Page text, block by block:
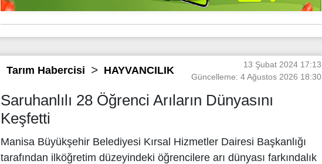
Tarım Habercisi HAYVANCILIK
13 Şubat 2024 17:13
Güncelleme: 4 Ağustos 2026 18:30
Saruhanlılı 28 Öğrenci Arıların Dünyasını
Keşfetti
Manisa Büyükşehir Belediyesi Kırsal Hizmetler Dairesi Başkanlığı
tarafından ilköğretim düzeyindeki öğrencilere arı dünyası farkındalık